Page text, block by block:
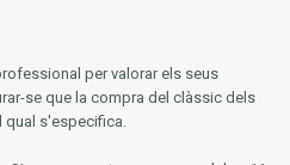
per valorar els seus
se que la compra del clàssic dels
qual s'especifica.